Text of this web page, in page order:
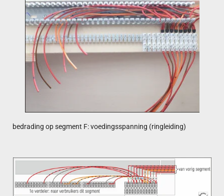
bedrading op segment F: voedingsspanning (ringleiding)